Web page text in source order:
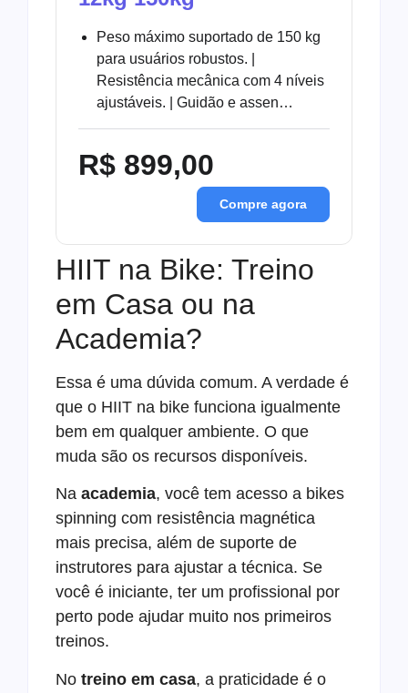
Peso máximo suportado de 150 kg
para usuários robustos. |
Resistência mecânica com 4 níveis
ajustáveis. | Guidão e assen…
R$ 899,00
Compre agora
HIIT na Bike: Treino
em Casa ou na
Academia?
Essa é uma dúvida comum. A verdade é
que o HIIT na bike funciona igualmente
bem em qualquer ambiente. O que
muda são os recursos disponíveis.
Na academia, você tem acesso a bikes
spinning com resistência magnética
mais precisa, além de suporte de
instrutores para ajustar a técnica. Se
você é iniciante, ter um profissional por
perto pode ajudar muito nos primeiros
treinos.
No treino em casa, a praticidade é o